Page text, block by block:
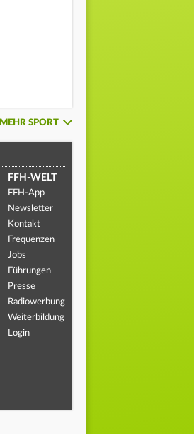
MEHR SPORT
FFH-WELT
FFH-App
Newsletter
Kontakt
Frequenzen
Jobs
Führungen
Presse
Radiowerbung
Weiterbildung
Login